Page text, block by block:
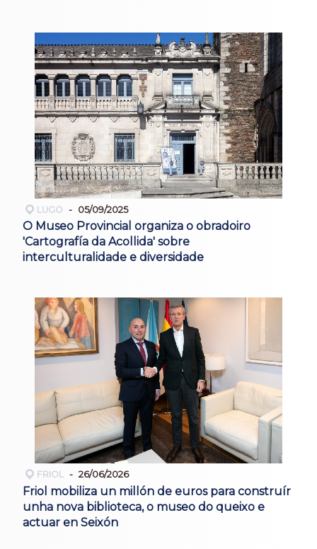
LUGO 05/09/2025
O Museo Provincial organiza o obradoiro
'Cartografía da Acollida' sobre
interculturalidade e diversidade
FRIOL 26/06/2026
Friol mobiliza un millón de euros para construír
unha nova biblioteca, o museo do queixo e
actuar en Seixón